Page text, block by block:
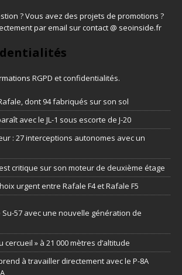
? Vous avez des projets de promotions ?
par email sur contact @ seoinside.fr
RGPD et confidentialités.
dont 94 fabriqués sur son sol
avec le JL-1 sous escorte de J-20
: 27 interceptions autonomes avec un
critique sur son moteur de deuxième étage
urgent entre Rafale F4 et Rafale F5
57 avec une nouvelle génération de
cercueil » à 21 000 mètres d’altitude
à travailler directement avec le P-8A